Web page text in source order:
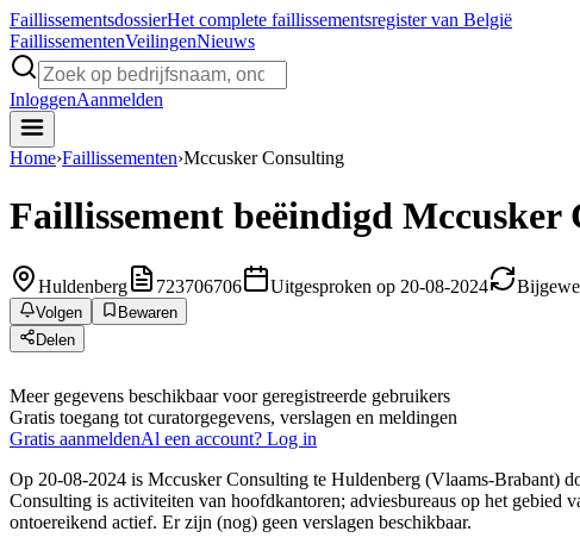
FaillissementsdossierHet complete faillissementsregister van België
FaillissementenVeilingenNieuws
InloggenAanmelden
Home›Faillissementen›Mccusker Consulting
Faillissement beëindigd Mccusker
Huldenberg 723706706 Uitgesproken op 20-08-2024
Volgen
Bewaren
Delen
Meer gegevens beschikbaar voor geregistreerde gebruikers
Gratis toegang tot curatorgegevens, verslagen en meldingen
Gratis aanmeldenAl een account? Log in
Op 20-08-2024 is Mccusker Consulting te Huldenberg (Vlaams-Brabant)
Consulting is activiteiten van hoofdkantoren; adviesbureaus op het
ontoereikend actief. Er zijn (nog) geen verslagen beschikbaar.